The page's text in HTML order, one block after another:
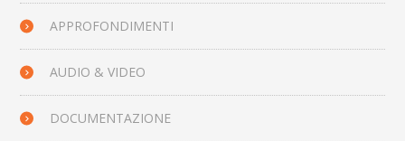
APPROFONDIMENTI
AUDIO & VIDEO
DOCUMENTAZIONE